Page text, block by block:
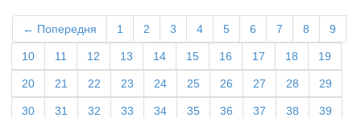
← Попередня 1 2 3 4 5 6 7 8 9
10 11 12 13 14 15 16 17 18 19
20 21 22 23 24 25 26 27 28 29
30 31 32 33 34 35 36 37 38 39